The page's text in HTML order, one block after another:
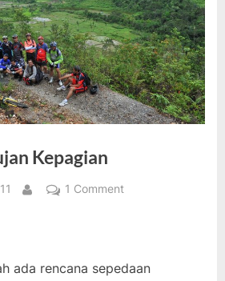
Kepagian
By
1 Commenton
ada rencana sepedaan